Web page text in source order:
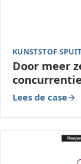
KUNSTSTOF
Door meer
Lees de case